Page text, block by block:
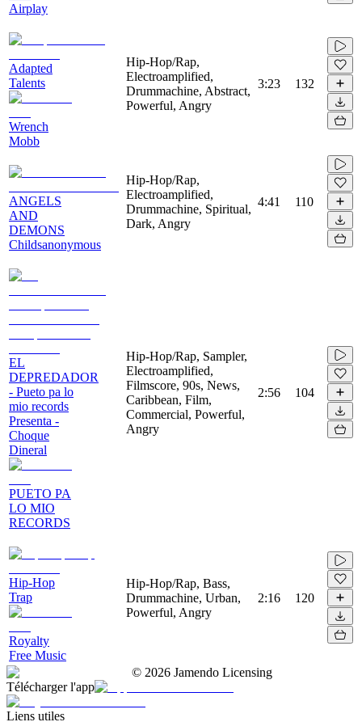
Airplay
Adapted
Talents
Wrench
Mobb
Hip-Hop/Rap,
Electroamplified,
Drummachine, Abstract,
Powerful, Angry
3:23 132
ANGELS
AND
DEMONS
Childsanonymous
Hip-Hop/Rap,
Electroamplified,
Drummachine, Spiritual,
Dark, Angry
4:41 110
EL
DEPREDADOR
- Pueto pa lo
mio records
Presenta -
Choque
Dineral
PUETO PA
LO MIO
RECORDS
Hip-Hop/Rap, Sampler,
Electroamplified,
Filmscore, 90s, News,
Caribbean, Film,
Commercial, Powerful,
Angry
2:56 104
Hip-Hop
Trap
Royalty
Free Music
Hip-Hop/Rap, Bass,
Drummachine, Urban,
Powerful, Angry
2:16 120
© 2026 Jamendo Licensing
Télécharger l'app
Liens utiles